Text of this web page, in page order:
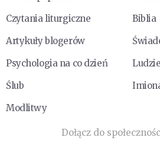
Czytania liturgiczne
Biblia
Artykuły blogerów
Psychologia na co dzień
Ślub
Modlitwy
Dołącz do